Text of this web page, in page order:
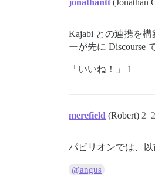
jonathantt (Jonathan
Kajabi との連携を
ーが先に Discourse
「いいね！」 1
merefield (Robert) 2
パビリオンでは、
@angus